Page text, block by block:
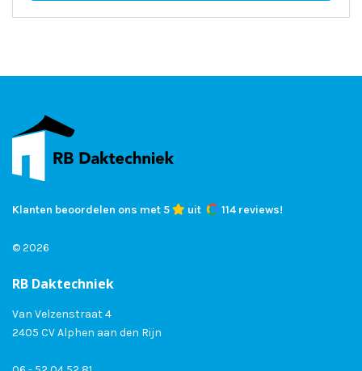
Klanten beoordelen ons met 5 uit 114 reviews!
© 2026
RB Daktechniek
Van Velzenstraat 4
2405 CV Alphen aan den Rijn